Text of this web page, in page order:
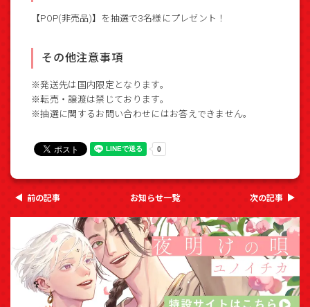
【POP(非売品)】を抽選で3名様にプレゼント！
その他注意事項
※発送先は国内限定となります。
※転売・譲渡は禁じております。
※抽選に関するお問い合わせにはお答えできません。
お知らせ一覧
前の記事 次の記事